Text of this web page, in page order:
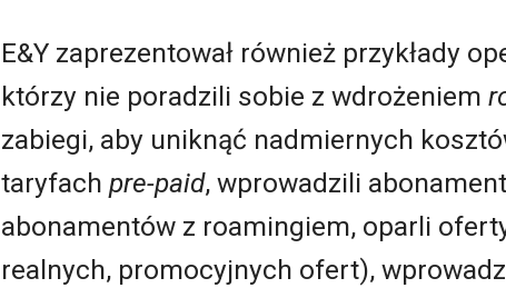
E&Y zaprezentował również przykłady
którzy nie poradzili sobie z wdrożeniem
zabiegi, aby uniknąć nadmiernych
taryfach pre-paid, wprowadzili
abonamentów z roamingiem, oparli
realnych, promocyjnych ofert),